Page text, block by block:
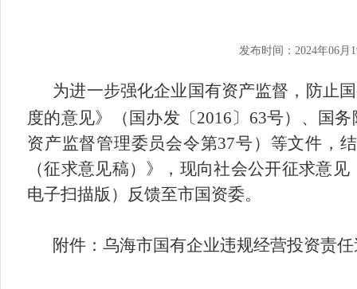
发布时间：2024年06月
为进一步强化企业国有资产监督，防止
度的意见》（国办发〔2016〕 63号）、国
资产监督管理委员会令第37号）等文件，
（征求意见稿）》，现向社会公开征求意
电子扫描版）反馈至市国资委。
附件：乌海市国有企业违规经营投资责